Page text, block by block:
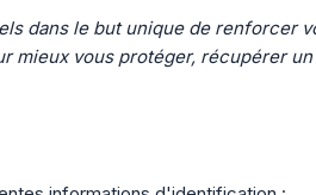
dans le but unique de renforcer
mieux vous protéger, récupérer